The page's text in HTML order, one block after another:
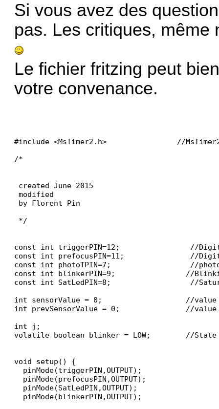
Si vous avez des
pas. Les critiques, même
Le fichier fritzing peut
votre convenance.
#include <MsTimer2.h>                //
/*
created June 2015
modified
by Florent Pin
*/
const int triggerPIN=12;                //Digital
const int prefocusPIN=11;               //Digital
const int photoTPIN=7;                  //
const int blinkerPIN=9;                //Blinking
const int SatLedPIN=8;                  //
int sensorValue = 0;                   //value
int prevSensorValue = 0;               //value
int j;
volatile boolean blinker = LOW;        //State
void setup() {
  pinMode(triggerPIN,OUTPUT);
  pinMode(prefocusPIN,OUTPUT);
  pinMode(SatLedPIN,OUTPUT);
  pinMode(blinkerPIN,OUTPUT);